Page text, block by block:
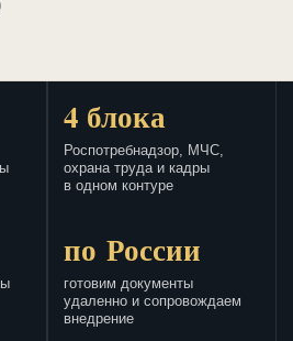
4 блока
Роспотребнадзор, МЧС,
охрана труда и кадры
в одном контуре
по России
готовим документы
удаленно и сопровождаем
внедрение